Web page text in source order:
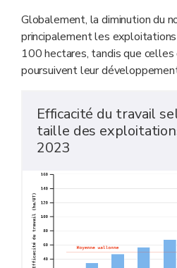
Globalement, la diminution du
principalement les
100 hectares, tandis que
poursuivent leur
Efficacité du travail
taille des
2023